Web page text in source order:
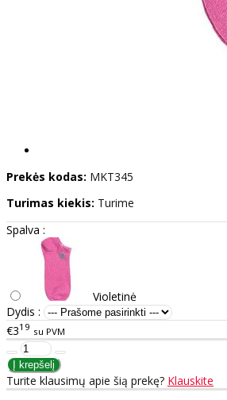
Prekės kodas: MKT345
Turimas kiekis: Turime
Spalva :
Violetinė
Dydis :
€319 su PVM
Turite klausimų apie šią prekę? Klauskite